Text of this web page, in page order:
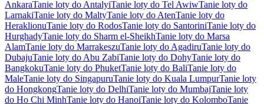
AnkaraTanie loty do AntalyiTanie loty do Tel AwiwTanie loty do
LarnakiTanie loty do MaltyTanie loty do AtenTanie loty do
HeraklionuTanie loty do RodosTanie loty do SantoriniTanie loty do
HurghadyTanie loty do Sharm el-SheikhTanie loty do Marsa
AlamTanie loty do MarrakeszuTanie loty do AgadiruTanie loty do
DubajuTanie loty do Abu ZabiTanie loty do DohyTanie loty do
BangkokuTanie loty do PhuketTanie loty do BaliTanie loty do
MaleTanie loty do SingapuruTanie loty do Kuala LumpurTanie loty
do HongkongTanie loty do DelhiTanie loty do MumbajTanie loty
do Ho Chi MinhTanie loty do HanoiTanie loty do KolomboTanie